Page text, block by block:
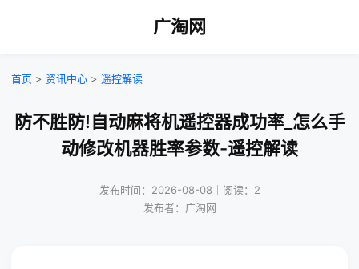
广淘网
首页 > 资讯中心 > 遥控解读
防不胜防!自动麻将机遥控器成功率_怎么手
动修改机器胜率参数-遥控解读
发布时间：2026-08-08｜阅读：2
发布者：广淘网